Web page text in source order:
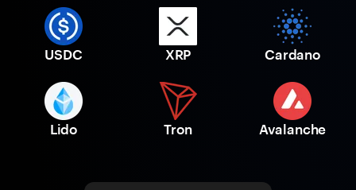
USDC XRP Cardano
Lido Tron Avalanche